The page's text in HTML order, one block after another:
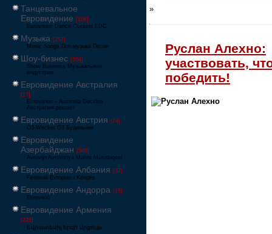
Танцевальное
Евровидение [106]
Eurovision Dance Contest EDC
Музыка [257]
Music Songs Поп-музыка Песни
Шоу-бизнес [564]
Show Business Музыкальная
индустрия
Евровидение Австралия
[17]
Eurovision – Australia Decides
Австралия решает
Евровидение Австрия [24]
Ö3-Wecker Ö3 Будильник
Евровидение
Азербайджан [549]
Avrovijn Avroviziya Mahnı Müsabiqəsi
Евровидение Албания [32]
Festivali Evropian i Këngës
Евровидение Андорра [15]
Eurovisió
Евровидение Армения
[228]
Եվրատեսիլ երգի մրցույթ
»
Руслан Алехно:
участвовать,
победить!